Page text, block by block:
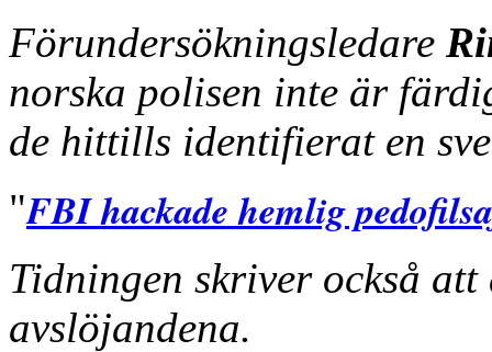
Förundersökningsledare
norska polisen inte är
de hittills identifierat en
"FBI hackade hemlig
Tidningen skriver också
avslöjandena.